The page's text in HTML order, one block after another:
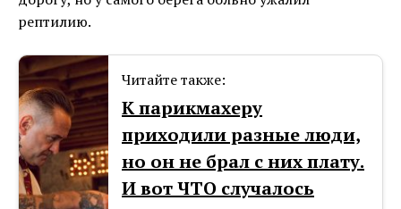
рептилию.
Читайте также:
К парикмахеру
приходили разные люди,
но он не брал с них плату.
И вот ЧТО случалось